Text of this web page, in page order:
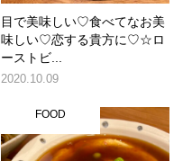
目で美味しい♡食べてなお美
味しい♡恋する貴方に♡☆ロ
ーストビ...
2020.10.09
FOOD